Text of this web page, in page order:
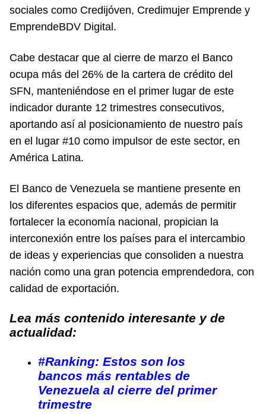
sociales como Credijóven, Credimujer Emprende y
EmprendeBDV Digital.
Cabe destacar que al cierre de marzo el Banco
ocupa más del 26% de la cartera de crédito del
SFN, manteniéndose en el primer lugar de este
indicador durante 12 trimestres consecutivos,
aportando así al posicionamiento de nuestro país
en el lugar #10 como impulsor de este sector, en
América Latina.
El Banco de Venezuela se mantiene presente en
los diferentes espacios que, además de permitir
fortalecer la economía nacional, propician la
interconexión entre los países para el intercambio
de ideas y experiencias que consoliden a nuestra
nación como una gran potencia emprendedora, con
calidad de exportación.
Lea más contenido interesante y de
actualidad:
#Ranking: Estos son los
bancos más rentables de
Venezuela al cierre del primer
trimestre